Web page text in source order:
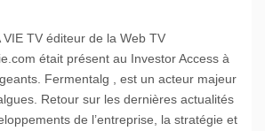
VIE TV éditeur de la Web TV
était présent au Investor Access à
Fermentalg , est un acteur majeur
Retour sur les dernières actualités
de l’entreprise, la stratégie et